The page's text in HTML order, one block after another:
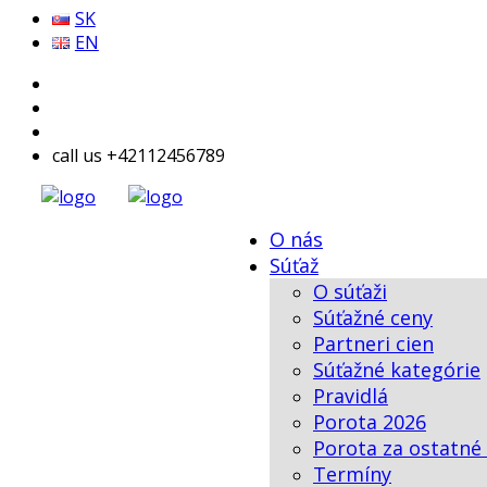
SK
EN
call us +42112456789
O nás
Súťaž
O súťaži
Súťažné ceny
Partneri cien
Súťažné kategórie
Pravidlá
Porota 2026
Porota za
Termíny